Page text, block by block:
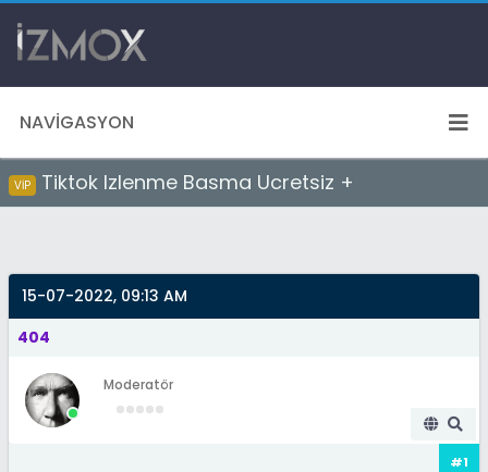
NAVIGASYON
VİP Tiktok Izlenme Basma Ucretsiz +
15-07-2022, 09:13 AM
404
Moderatör
#1